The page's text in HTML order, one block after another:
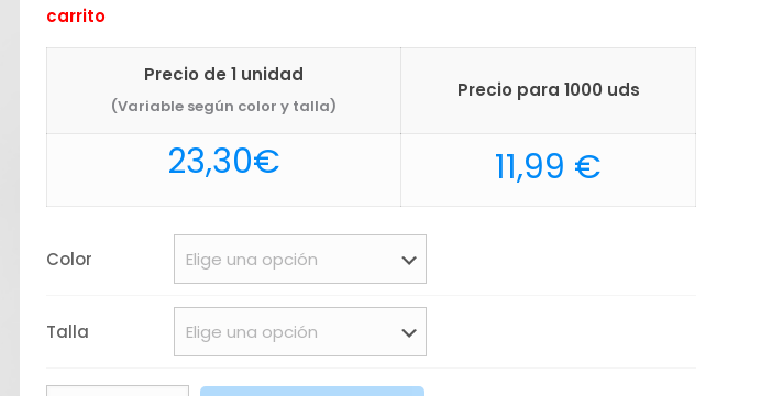
carrito
Precio de 1 unidad
(Variable según color y talla)
Precio para 1000 uds
23,30€ 11,99 €
Color
Talla